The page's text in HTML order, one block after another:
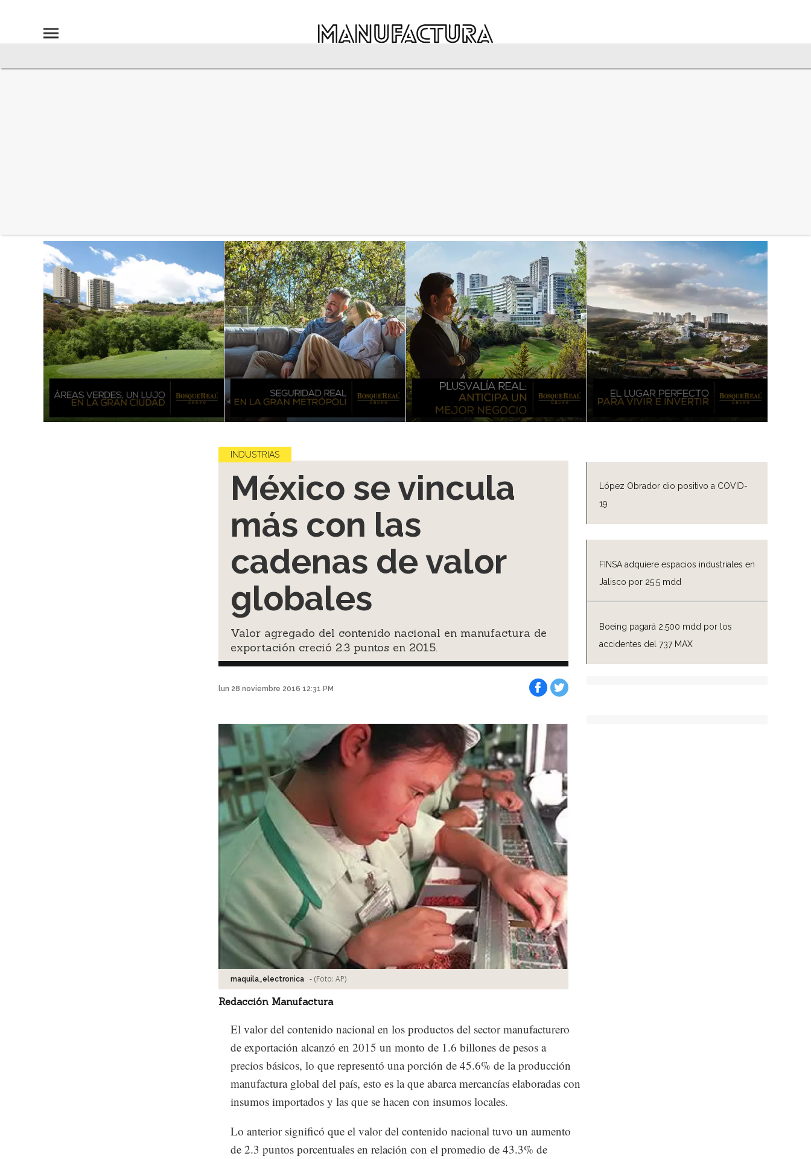
López Obrador dio positivo a COVID-
19
FINSA adquiere espacios industriales en
Jalisco por 25.5 mdd
Boeing pagará 2,500 mdd por los
accidentes del 737 MAX
INDUSTRIAS
México se vincula
más con las
cadenas de valor
globales
Valor agregado del contenido nacional en manufactura de
exportación creció 2.3 puntos en 2015.
lun 28 noviembre 2016 12:31 PM
maquila_electronica - (Foto: AP)
Redacción Manufactura
El valor del contenido nacional en los productos del sector manufacturero
de exportación alcanzó en 2015 un monto de 1.6 billones de pesos a
precios básicos, lo que representó una porción de 45.6% de la producción
manufactura global del país, esto es la que abarca mercancías elaboradas con
insumos importados y las que se hacen con insumos locales.
Lo anterior significó que el valor del contenido nacional tuvo un aumento
de 2.3 puntos porcentuales en relación con el promedio de 43.3% de